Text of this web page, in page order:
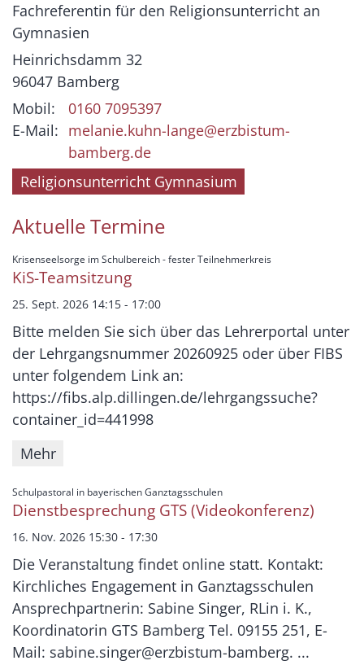
Fachreferentin für den Religionsunterricht an
Gymnasien
Heinrichsdamm 32
96047 Bamberg
Mobil:
0160 7095397
E-Mail: melanie.kuhn-lange@erzbistum-
bamberg.de
Religionsunterricht Gymnasium
Aktuelle Termine
Krisenseelsorge im Schulbereich - fester Teilnehmerkreis:
KiS-Teamsitzung
25. Sept. 2026 14:15 - 17:00
Bitte melden Sie sich über das Lehrerportal unter
der Lehrgangsnummer 20260925 oder über FIBS
unter folgendem Link an:
https://fibs.alp.dillingen.de/lehrgangssuche?
container_id=441998
Mehr
Schulpastoral in bayerischen Ganztagsschulen:
Dienstbesprechung GTS (Videokonferenz)
16. Nov. 2026 15:30 - 17:30
Die Veranstaltung findet online statt. Kontakt:
Kirchliches Engagement in Ganztagsschulen
Ansprechpartnerin: Sabine Singer, RLin i. K.,
Koordinatorin GTS Bamberg Tel. 09155 251, E-
Mail: sabine.singer@erzbistum-bamberg. ...